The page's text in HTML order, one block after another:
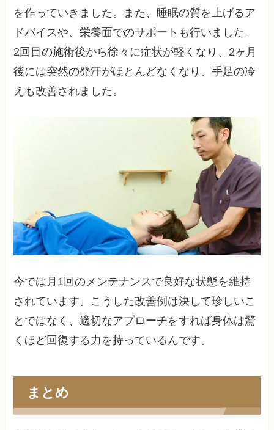
を作っていきました。また、睡眠の質を上げるア
ドバイスや、栄養面でのサポートも行いました。
2回目の施術後から徐々に症状が軽くなり、2ヶ月
後には突然の発汗がほとんどなくなり、手足の冷
えも改善されました。
今では月1回のメンテナンスで良好な状態を維持
されています。こうした改善例は決して珍しいこ
とではなく、適切なアプローチをすれば身体は驚
くほど回復する力を持っているんです。
まとめ